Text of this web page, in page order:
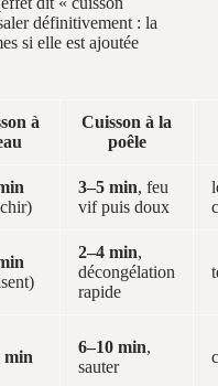
définitivement : la
si elle est ajoutée
à
Cuisson à la
poêle
3–5 min, feu
vif puis doux
2–4 min,
décongélation
rapide
min
6–10 min,
sauter